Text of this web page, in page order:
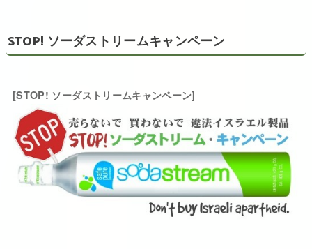
STOP! ソーダストリームキャンペーン
[STOP! ソーダストリームキャンペーン]